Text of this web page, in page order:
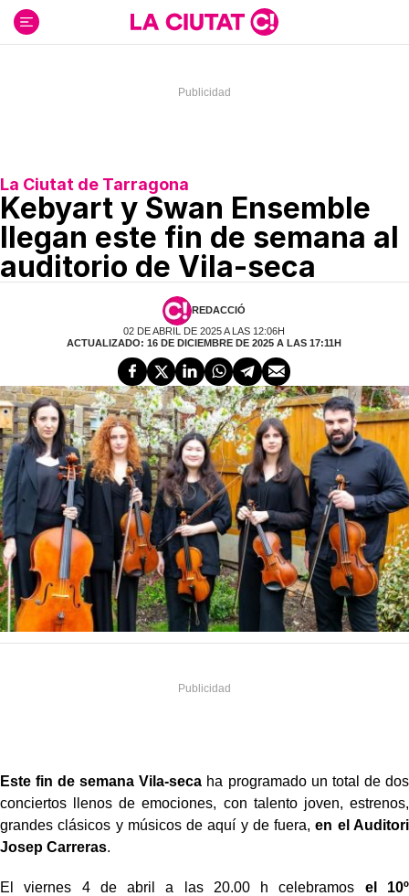
contenido
La Ciutat de Tarragona
Kebyart y Swan Ensemble
llegan este fin de semana al
auditorio de Vila-seca
REDACCIÓ
02 DE ABRIL DE 2025 A LAS 12:06H
ACTUALIZADO: 16 DE DICIEMBRE DE 2025 A LAS 17:11H
Este fin de semana Vila-seca ha programado un total de dos
conciertos llenos de emociones, con talento joven, estrenos,
grandes clásicos y músicos de aquí y de fuera,en el Auditori
Josep Carreras.
El viernes 4 de abril a las 20.00 h celebramos el 10º